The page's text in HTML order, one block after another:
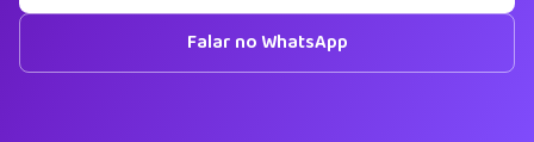
Falar no WhatsApp